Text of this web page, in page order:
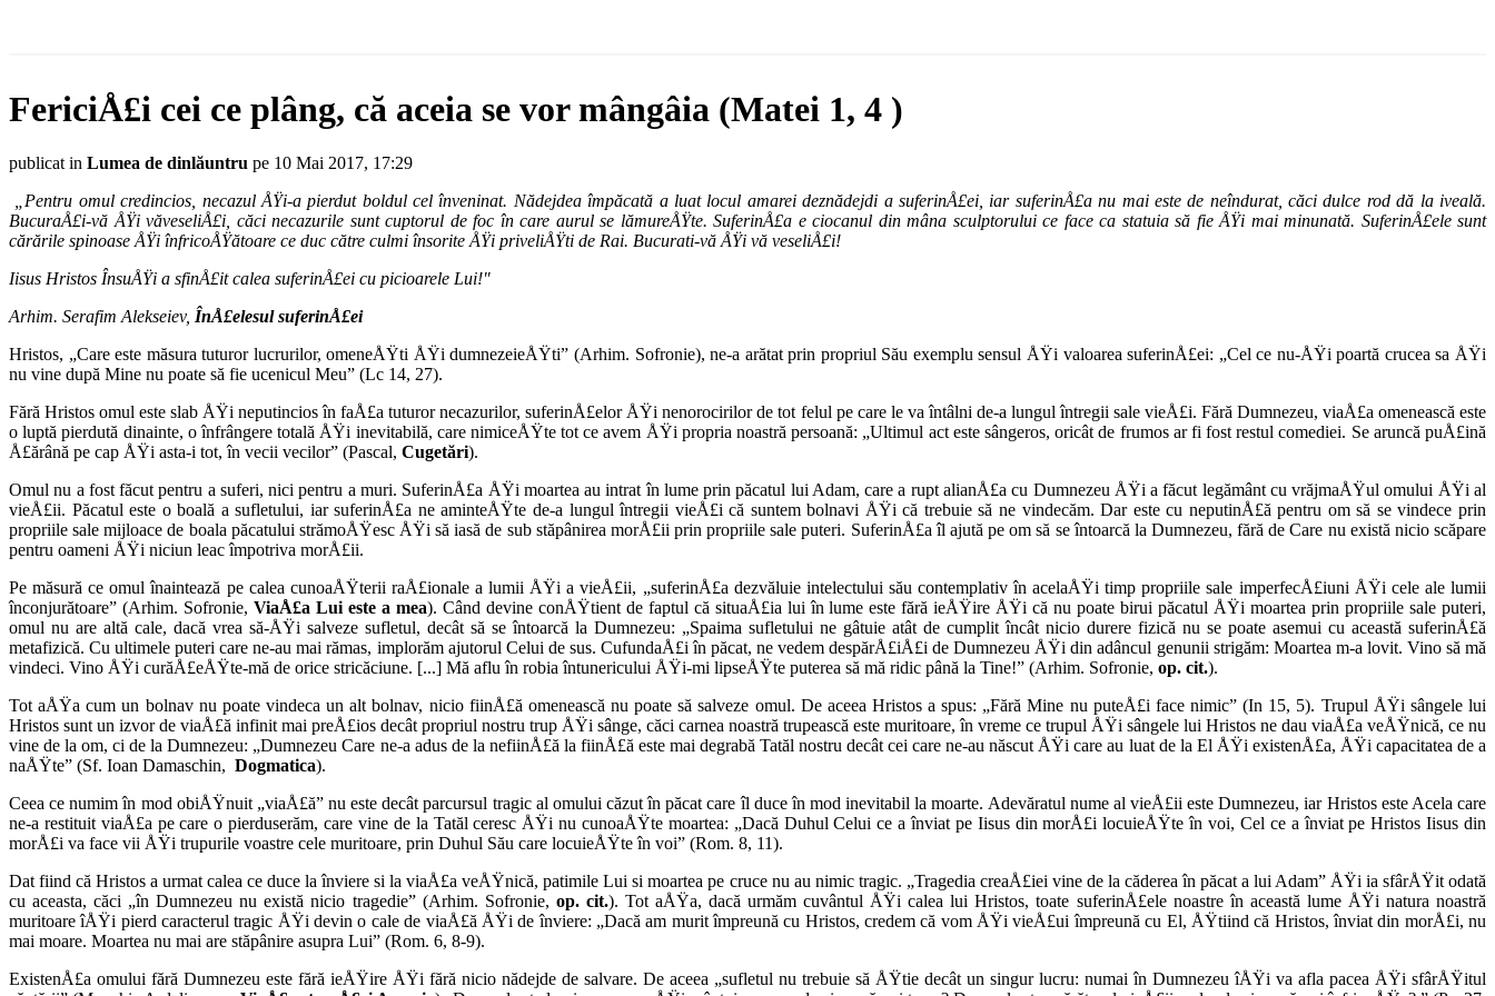
FericiÅ£i cei ce plâng, că aceia se vor mângâia (Matei 1, 4 )
publicat in Lumea de dinlăuntru pe 10 Mai 2017, 17:29
„Pentru omul credincios, necazul ÅŸi-a pierdut boldul cel înveninat. Nădejdea împăcată a luat locul amarei deznădejdi a suferinÅ£ei, iar suferinÅ£a nu mai este de neîndurat, căci dulce rod dă la iveală.
BucuraÅ£i-vă ÅŸi văveseliÅ£i, căci necazurile sunt cuptorul de foc în care aurul se lămureÅŸte. SuferinÅ£a e ciocanul din mâna sculptorului ce face ca statuia să fie ÅŸi mai minunată. SuferinÅ£ele sunt
cărările spinoase ÅŸi înfricoÅŸătoare ce duc către culmi însorite ÅŸi priveliÅŸti de Rai. Bucurati-vă ÅŸi vă veseliÅ£i!
Iisus Hristos ÎnsuÅŸi a sfinÅ£it calea suferinÅ£ei cu picioarele Lui!"
Arhim. Serafim Alekseiev, ÎnÅ£elesul suferinÅ£ei
Hristos, „Care este măsura tuturor lucrurilor, ome­neÅŸti ÅŸi dumnezeieÅŸti” (Arhim. Sofronie), ne-a arătat prin propriul Său exemplu sensul ÅŸi valoarea suferinÅ£ei: „Cel ce nu-ÅŸi poartă crucea sa ÅŸi
nu vine după Mine nu poate să fie ucenicul Meu” (Lc 14, 27).
Fără Hristos omul este slab ÅŸi nepu­tincios în faÅ£a tuturor necazurilor, suferinÅ£elor ÅŸi nenorocirilor de tot felul pe care le va întâlni de-a lungul întregii sale vieÅ£i. Fără Dumnezeu, viaÅ£a omeneas­că este
o luptă pierdută dinainte, o înfrân­gere totală ÅŸi inevitabilă, care nimiceÅŸte tot ce avem ÅŸi propria noastră persoană: „Ultimul act este sângeros, oricât de fru­mos ar fi fost restul comediei. Se aruncă puÅ£ină
Å£ărână pe cap ÅŸi asta-i tot, în vecii vecilor” (Pascal, Cugetări).
Omul nu a fost făcut pentru a suferi, nici pentru a muri. SuferinÅ£a ÅŸi moartea au intrat în lume prin păcatul lui Adam, care a rupt alianÅ£a cu Dumnezeu ÅŸi a fă­cut legământ cu vrăjmaÅŸul omului ÅŸi al
vieÅ£ii. Păcatul este o boală a sufletului, iar suferinÅ£a ne aminteÅŸte de-a lungul între­gii vieÅ£i că suntem bolnavi ÅŸi că trebuie să ne vindecăm. Dar este cu neputinÅ£ă pen­tru om să se vindece prin
propriile sale mijloace de boala păcatului strămoÅŸesc ÅŸi să iasă de sub stăpânirea morÅ£ii prin pro­priile sale puteri. SuferinÅ£a îl ajută pe om să se întoarcă la Dumnezeu, fără de Care nu există nicio scăpare
pentru oameni ÅŸi niciun leac împotriva morÅ£ii.
Pe măsură ce omul înaintează pe calea cunoaÅŸterii raÅ£ionale a lumii ÅŸi a vieÅ£ii, „suferinÅ£a dezvăluie intelectului său con­templativ în acelaÅŸi timp propriile sale imperfecÅ£iuni ÅŸi cele ale lumii
înconjură­toare” (Arhim. Sofronie, ViaÅ£a Lui este a mea). Când devine conÅŸtient de faptul că situaÅ£ia lui în lume este fără ieÅŸire ÅŸi că nu poate birui păcatul ÅŸi moartea prin propri­ile sale puteri,
omul nu are altă cale, dacă vrea să-ÅŸi salveze sufletul, decât să se întoar­că la Dumnezeu: „Spaima sufletului ne gâtuie atât de cumplit încât nicio durere fizi­că nu se poate asemui cu această suferinÅ£ă
metafizică. Cu ultimele puteri care ne-au mai rămas, implorăm ajutorul Celui de sus. CufundaÅ£i în păcat, ne vedem despărÅ£iÅ£i de Dumnezeu ÅŸi din adâncul genunii strigăm: Moartea m-a lovit. Vino să mă
vindeci. Vino ÅŸi curăÅ£eÅŸte-mă de orice stricăciune. [...] Mă aflu în robia întunericului ÅŸi-mi lipseÅŸte puterea să mă ridic până la Tine!” (Arhim. Sofronie, op. cit.).
Tot aÅŸa cum un bolnav nu poate vin­deca un alt bolnav, nicio fiinÅ£ă omeneas­că nu poate să salveze omul. De aceea Hristos a spus: „Fără Mine nu puteÅ£i face nimic” (In 15, 5). Trupul ÅŸi sângele lui
Hristos sunt un izvor de viaÅ£ă infinit mai preÅ£ios decât propriul nostru trup ÅŸi sân­ge, căci carnea noastră trupească este mu­ritoare, în vreme ce trupul ÅŸi sângele lui Hristos ne dau viaÅ£a veÅŸnică, ce nu
vine de la om, ci de la Dumnezeu: „Dumnezeu Care ne-a adus de la nefiinÅ£ă la fiinÅ£ă este mai degrabă Tatăl nostru decât cei care ne-au născut ÅŸi care au luat de la El ÅŸi existenÅ£a, ÅŸi capacitatea de a
naÅŸte” (Sf. Ioan Damaschin, Dogmatica).
Ceea ce numim în mod obiÅŸnuit „viaÅ£ă” nu este decât parcursul tragic al omului că­zut în păcat care îl duce în mod inevitabil la moarte. Adevăratul nume al vieÅ£ii este Dumnezeu, iar Hristos este Acela care
ne-a restituit viaÅ£a pe care o pierduserăm, care vine de la Tatăl ceresc ÅŸi nu cunoaÅŸte moar­tea: „Dacă Duhul Celui ce a înviat pe Iisus din morÅ£i locuieÅŸte în voi, Cel ce a înviat pe Hristos Iisus din
morÅ£i va face vii ÅŸi tru­purile voastre cele muritoare, prin Duhul Său care locuieÅŸte în voi” (Rom. 8, 11).
Dat fiind că Hristos a urmat calea ce duce la înviere si la viaÅ£a veÅŸnică, patimile Lui si moartea pe cruce nu au nimic tragic. „Tragedia creaÅ£iei vine de la căderea în păcat a lui Adam” ÅŸi ia sfârÅŸit odată
cu aceasta, căci „în Dumnezeu nu există nicio tragedie” (Arhim. Sofronie, op. cit.). Tot aÅŸa, dacă urmăm cuvântul ÅŸi calea lui Hristos, toate suferinÅ£ele noastre în această lume ÅŸi natura noastră
muritoare îÅŸi pierd caracterul tra­gic ÅŸi devin o cale de viaÅ£ă ÅŸi de înviere: „Dacă am murit împreună cu Hristos, credem că vom ÅŸi vieÅ£ui împreună cu El, ÅŸtiind că Hristos, înviat din morÅ£i, nu
mai moare. Moartea nu mai are stăpânire asupra Lui” (Rom. 6, 8-9).
ExistenÅ£a omului fără Dumnezeu este fără ieÅŸire ÅŸi fără nicio nădejde de salvare. De aceea „sufletul nu trebuie să ÅŸtie decât un singur lucru: numai în Dumnezeu îÅŸi va afla pacea ÅŸi sfârÅŸitul